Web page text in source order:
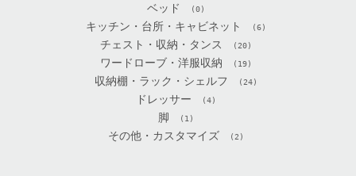
ベッド (0)
キッチン・台所・キャビネット (6)
チェスト・収納・タンス (20)
ワードローブ・洋服収納 (19)
収納棚・ラック・シェルフ (24)
ドレッサー (4)
脚 (1)
その他・カスタマイズ (2)